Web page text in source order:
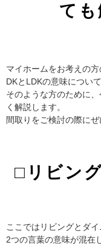
ても
マイホームをお考えの
DKとLDKの意味につい
そのような方のために
く解説します。
間取りをご検討の際にぜ
□リビン
ここではリビングとダ
2つの言葉の意味が混在